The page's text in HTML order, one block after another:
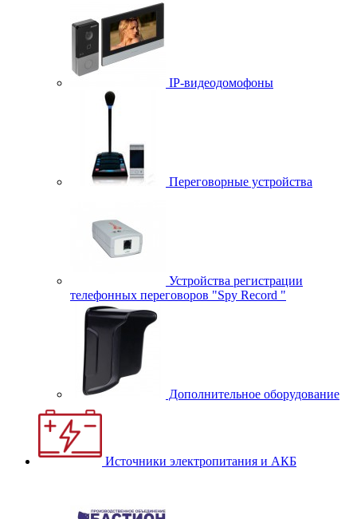
IP-видеодомофоны
Переговорные устройства
Устройства регистрации
телефонных переговоров "Spy Record "
Дополнительное оборудование
Источники электропитания и АКБ